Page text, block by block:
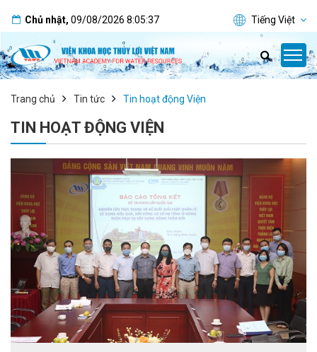
Chủ nhật, 09/08/2026 8:05:37 Tiếng Việt
Trang chủ Tin tức Tin hoạt động Viện
TIN HOẠT ĐỘNG VIỆN